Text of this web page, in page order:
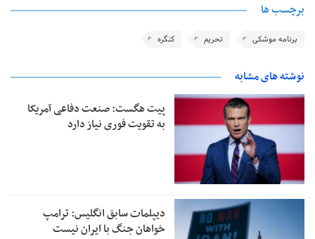
برچسب ها
برنامه موشکی تحریم کنگره
نوشته های مشابه
پیت هگست: صنعت دفاعی آمریکا
به تقویت فوری نیاز دارد
دیپلمات سابق انگلیس:‌ ترامپ
خواهان جنگ با ایران نیست